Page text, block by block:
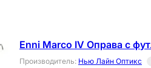
Enni Marco IV Оправа с
Производитель: Нью Лайн Оптикс